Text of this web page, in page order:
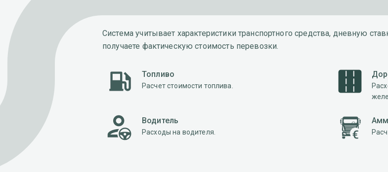
Система учитывает характеристики транспортного средства, дневную
получаете фактическую стоимость перевозки.
Топливо
Расчет стоимости топлива.
Водитель
Расходы на водителя.